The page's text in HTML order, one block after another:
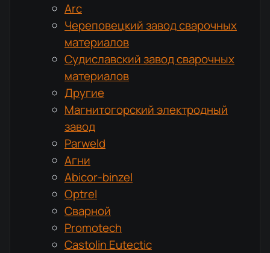
Arc
Череповецкий завод сварочных
материалов
Судиславский завод сварочных
материалов
Другие
Магнитогорский электродный
завод
Parweld
Агни
Abicor-binzel
Optrel
Сварной
Promotech
Castolin Eutectic